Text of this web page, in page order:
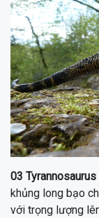
03
khủng long bạo
với trọng lượng